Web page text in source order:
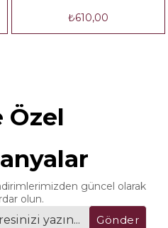
Özel
güncel olarak
olun.
Gönder